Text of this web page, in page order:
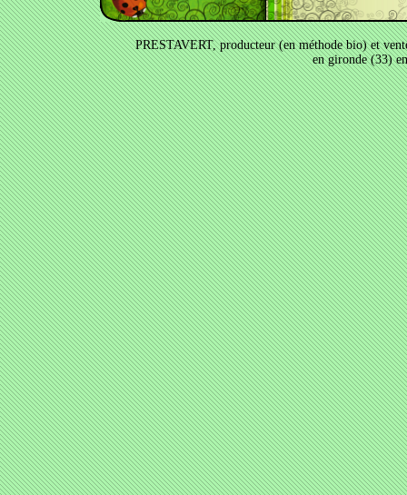
PRESTAVERT, producteur (en méthode bio) et
en gironde (33)